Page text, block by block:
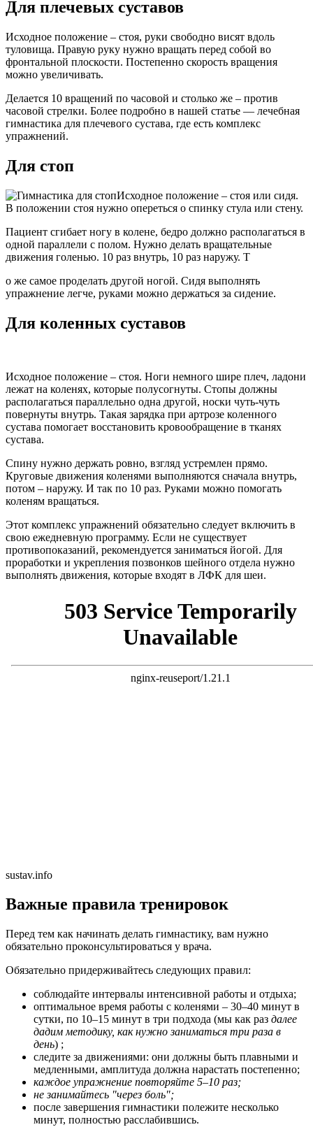
Для плечевых суставов
Исходное положение – стоя, руки свободно висят вдоль
туловища. Правую руку нужно вращать перед собой во
фронтальной плоскости. Постепенно скорость вращения
можно увеличивать.
Делается 10 вращений по часовой и столько же – против
часовой стрелки. Более подробно в нашей статье — лечебная
гимнастика для плечевого сустава, где есть комплекс
упражнений.
Для стоп
Исходное положение – стоя или сидя.
В положении стоя нужно опереться о спинку стула или стену.
Пациент сгибает ногу в колене, бедро должно располагаться в
одной параллели с полом. Нужно делать вращательные
движения голенью. 10 раз внутрь, 10 раз наружу. Т
о же самое проделать другой ногой. Сидя выполнять
упражнение легче, руками можно держаться за сидение.
Для коленных суставов
Исходное положение – стоя. Ноги немного шире плеч, ладони
лежат на коленях, которые полусогнуты. Стопы должны
располагаться параллельно одна другой, носки чуть-чуть
повернуты внутрь. Такая зарядка при артрозе коленного
сустава помогает восстановить кровообращение в тканях
сустава.
Спину нужно держать ровно, взгляд устремлен прямо.
Круговые движения коленями выполняются сначала внутрь,
потом – наружу. И так по 10 раз. Руками можно помогать
коленям вращаться.
Этот комплекс упражнений обязательно следует включить в
свою ежедневную программу. Если не существует
противопоказаний, рекомендуется заниматься йогой. Для
проработки и укрепления позвонков шейного отдела нужно
выполнять движения, которые входят в ЛФК для шеи.
sustav.info
Важные правила тренировок
Перед тем как начинать делать гимнастику, вам нужно
обязательно проконсультироваться у врача.
Обязательно придерживайтесь следующих правил:
соблюдайте интервалы интенсивной работы и отдыха;
оптимальное время работы с коленями – 30–40 минут в
сутки, по 10–15 минут в три подхода (мы как раз далее
дадим методику, как нужно заниматься три раза в
день) ;
следите за движениями: они должны быть плавными и
медленными, амплитуда должна нарастать постепенно;
каждое упражнение повторяйте 5–10 раз;
не занимайтесь "через боль";
после завершения гимнастики полежите несколько
минут, полностью расслабившись.